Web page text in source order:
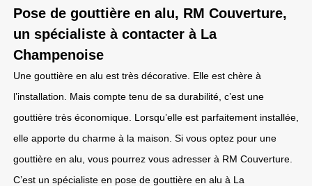
Pose de gouttière en alu, RM Couverture,
un spécialiste à contacter à La
Champenoise
Une gouttière en alu est très décorative. Elle est chère à
l’installation. Mais compte tenu de sa durabilité, c’est une
gouttière très économique. Lorsqu’elle est parfaitement installée,
elle apporte du charme à la maison. Si vous optez pour une
gouttière en alu, vous pourrez vous adresser à RM Couverture.
C’est un spécialiste en pose de gouttière en alu à La